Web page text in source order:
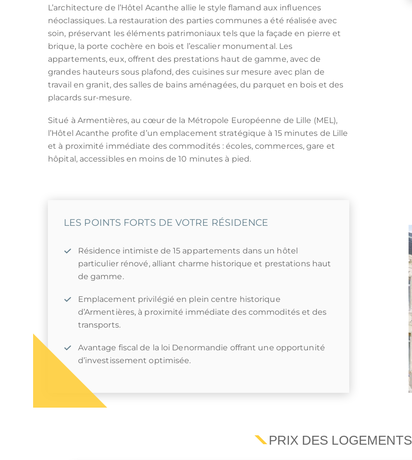
L’architecture de l’Hôtel Acanthe allie le style flamand aux influences
néoclassiques. La restauration des parties communes a été réalisée avec
soin, préservant les éléments patrimoniaux tels que la façade en pierre et
brique, la porte cochère en bois et l’escalier monumental. Les
appartements, eux, offrent des prestations haut de gamme, avec de
grandes hauteurs sous plafond, des cuisines sur mesure avec plan de
travail en granit, des salles de bains aménagées, du parquet en bois et des
placards sur-mesure.
Situé à Armentières, au cœur de la Métropole Européenne de Lille (MEL),
l’Hôtel Acanthe profite d’un emplacement stratégique à 15 minutes de Lille
et à proximité immédiate des commodités : écoles, commerces, gare et
hôpital, accessibles en moins de 10 minutes à pied.
LES POINTS FORTS DE VOTRE RÉSIDENCE
Résidence intimiste de 15 appartements dans un hôtel
particulier rénové, alliant charme historique et prestations haut
de gamme.
Emplacement privilégié en plein centre historique
d’Armentières, à proximité immédiate des commodités et des
transports.
Avantage fiscal de la loi Denormandie offrant une opportunité
d’investissement optimisée.
PRIX DES LOGEMENTS